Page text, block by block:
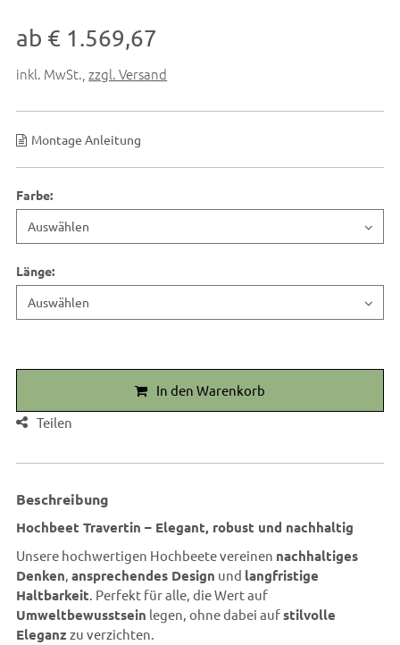
ab € 1.569,67
inkl. MwSt. ,zzgl. Versand
Montage Anleitung
Farbe:
Länge:
In den Warenkorb
Teilen
Beschreibung
Hochbeet Travertin – Elegant, robust und nachhaltig
Unsere hochwertigen Hochbeete vereinen nachhaltiges
Denken,ansprechendes Design und langfristige
Haltbarkeit. Perfekt für alle, die Wert auf
Umweltbewusstsein legen, ohne dabei aufstilvolle
Eleganz zu verzichten.